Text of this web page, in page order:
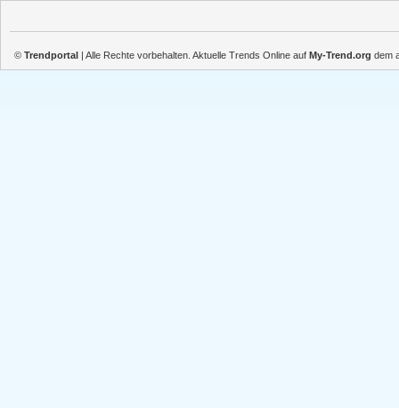
© Trendportal | Alle Rechte vorbehalten. Aktuelle Trends Online auf My-Trend.org dem